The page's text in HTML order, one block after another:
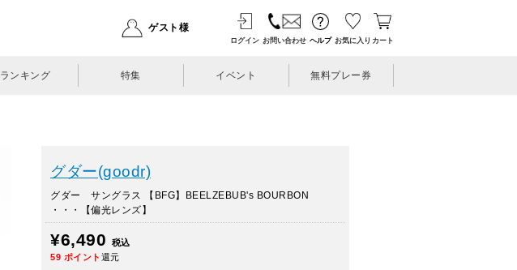
ゲスト様
ログイン お問い合わせ ヘルプ お気に入り カート
ランキング 特集 イベント 無料プレー券
グダー(goodr)
グダー サングラス 【BFG】BEELZEBUB's BOURBON
・・・【偏光レンズ】
¥6,490
税込
59 ポイント 還元